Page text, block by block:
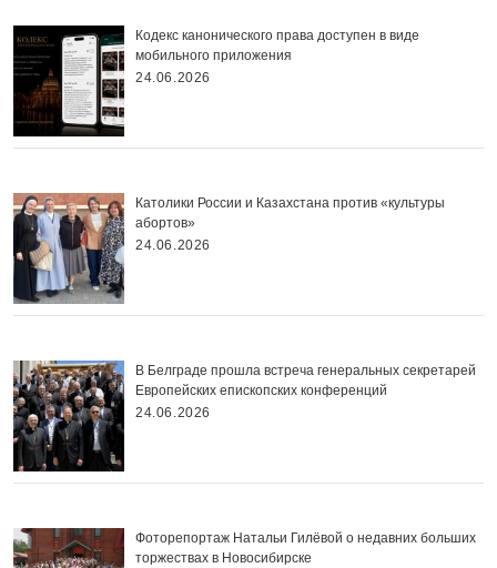
Кодекс канонического права доступен в виде
мобильного приложения
24.06.2026
Католики России и Казахстана против «культуры
абортов»
24.06.2026
В Белграде прошла встреча генеральных секретарей
Европейских епископских конференций
24.06.2026
Фоторепортаж Натальи Гилёвой о недавних больших
торжествах в Новосибирске